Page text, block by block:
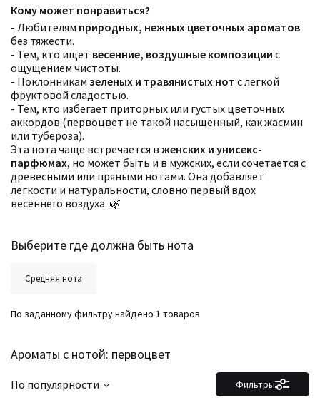
Кому может понравиться?
- Любителям природных, нежных цветочных ароматов
без тяжести.
- Тем, кто ищет весенние, воздушные композиции с
ощущением чистоты.
- Поклонникам зеленых и травянистых нот с легкой
фруктовой сладостью.
- Тем, кто избегает приторных или густых цветочных
аккордов (первоцвет не такой насыщенный, как жасмин
или тубероза).
Эта нота чаще встречается в женских и унисекс-
парфюмах, но может быть и в мужских, если сочетается с
древесными или пряными нотами. Она добавляет
легкости и натуральности, словно первый вдох
весеннего воздуха. 🌿
Выберите где должна быть нота
Средняя нота
Ароматы с нотой: первоцвет
По заданному фильтру найдено 1 товаров
Фильтры
По популярности
Аккорды
Семейство
Ноты
Ароматы за последние годы
Время года
Страна производитель